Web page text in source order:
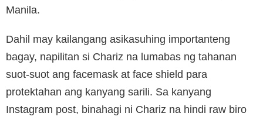
Manila.
Dahil may kailangang asikasuhing importanteng
bagay, napilitan si Chariz na lumabas ng tahanan
suot-suot ang facemask at face shield para
protektahan ang kanyang sarili. Sa kanyang
Instagram post, binahagi ni Chariz na hindi raw biro